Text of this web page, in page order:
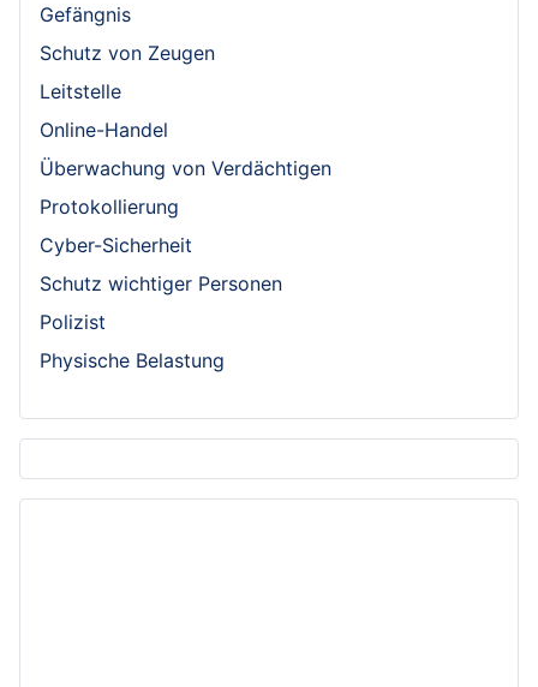
Gefängnis
Schutz von Zeugen
Leitstelle
Online-Handel
Überwachung von Verdächtigen
Protokollierung
Cyber-Sicherheit
Schutz wichtiger Personen
Polizist
Physische Belastung